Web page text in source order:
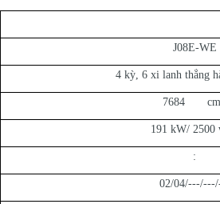
J08E-WE
4 kỳ, 6 xi lanh thẳng
7684
191 kW/ 2500
:
02/